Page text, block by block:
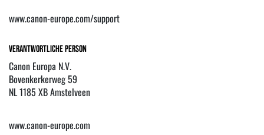
www.canon-europe.com/support
Verantwortliche Person
Canon Europa N.V.
Bovenkerkerweg 59
NL 1185 XB Amstelveen
www.canon-europe.com